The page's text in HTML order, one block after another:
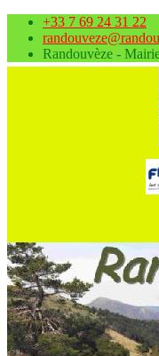
+33 7 69 24 31 22
Randouvèze -